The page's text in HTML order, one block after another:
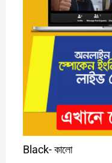
Black-কালো